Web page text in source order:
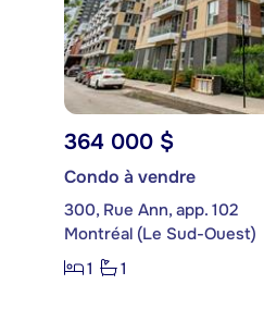
364 000 $
Condo à vendre
300, Rue Ann, app. 102
Montréal (Le Sud-Ouest)
1
1